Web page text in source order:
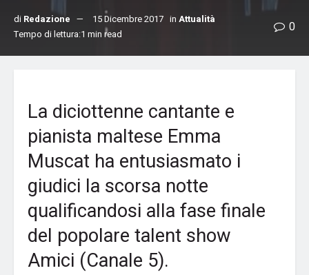
di Redazione 15 Dicembre 2017 in Attualità
Tempo di lettura:1 min read
0
La diciottenne cantante e
pianista maltese Emma
Muscat ha entusiasmato i
giudici la scorsa notte
qualificandosi alla fase finale
del popolare talent show
Amici (Canale 5).